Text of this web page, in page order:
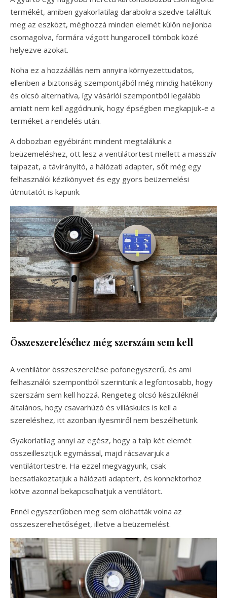
termékét, amiben gyakorlatilag darabokra szedve találtuk
meg az eszközt, méghozzá minden elemét külön nejlonba
csomagolva, formára vágott hungarocell tömbök közé
helyezve azokat.
Noha ez a hozzáállás nem annyira környezettudatos,
ellenben a biztonság szempontjából még mindig hatékony
és olcsó alternatíva, így vásárlói szempontból legalább
amiatt nem kell aggódnunk, hogy épségben megkapjuk-e a
terméket a rendelés után.
A dobozban egyébiránt mindent megtalálunk a
beüzemeléshez, ott lesz a ventilátortest mellett a masszív
talpazat, a távirányító, a hálózati adapter, sőt még egy
felhasználói kézikönyvet és egy gyors beüzemelési
útmutatót is kapunk.
Összeszereléséhez még szerszám sem kell
A ventilátor összeszerelése pofonegyszerű, és ami
felhasználói szempontból szerintünk a legfontosabb, hogy
szerszám sem kell hozzá. Rengeteg olcsó készüléknél
általános, hogy csavarhúzó és villáskulcs is kell a
szereléshez, itt azonban ilyesmiről nem beszélhetünk.
Gyakorlatilag annyi az egész, hogy a talp két elemét
összeillesztjük egymással, majd rácsavarjuk a
ventilátortestre. Ha ezzel megvagyunk, csak
becsatlakoztatjuk a hálózati adaptert, és konnektorhoz
kötve azonnal bekapcsolhatjuk a ventilátort.
Ennél egyszerűbben meg sem oldhatták volna az
összeszerelhetőséget, illetve a beüzemelést.